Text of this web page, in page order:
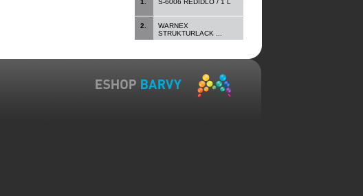
1. S-6006 ŘEDIDLO / 1 L
2.
WARNEX
STRUKTURLACK ...